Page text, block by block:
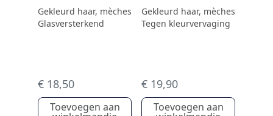
Gekleurd haar, mèches
Glasversterkend
€ 18,50
Toevoegen aan
Gekleurd haar, mèches
Tegen kleurvervaging
€ 19,90
Toevoegen aan